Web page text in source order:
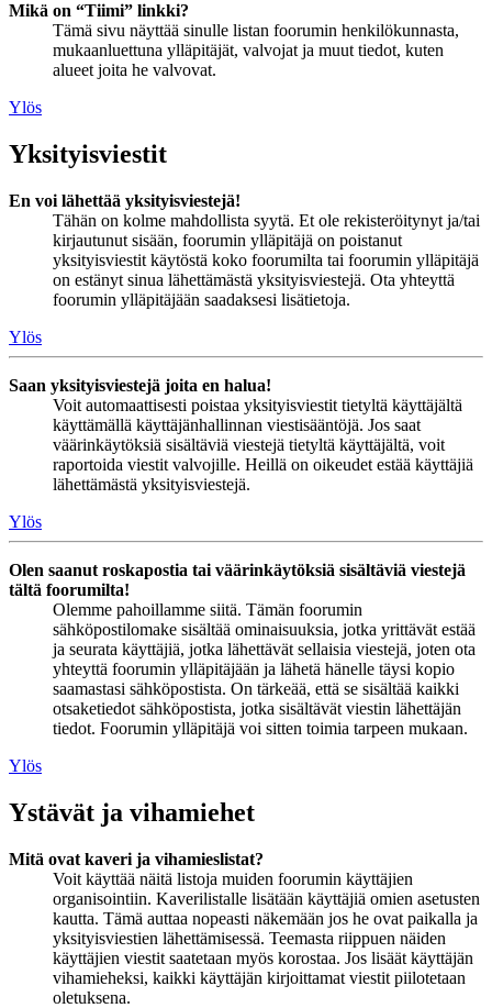
Mikä on “Tiimi” linkki?
Tämä sivu näyttää sinulle listan foorumin henkilökunnasta,
mukaanluettuna ylläpitäjät, valvojat ja muut tiedot, kuten
alueet joita he valvovat.
Ylös
Yksityisviestit
En voi lähettää yksityisviestejä!
Tähän on kolme mahdollista syytä. Et ole rekisteröitynyt ja/tai
kirjautunut sisään, foorumin ylläpitäjä on poistanut
yksityisviestit käytöstä koko foorumilta tai foorumin ylläpitäjä
on estänyt sinua lähettämästä yksityisviestejä. Ota yhteyttä
foorumin ylläpitäjään saadaksesi lisätietoja.
Ylös
Saan yksityisviestejä joita en halua!
Voit automaattisesti poistaa yksityisviestit tietyltä käyttäjältä
käyttämällä käyttäjänhallinnan viestisääntöjä. Jos saat
väärinkäytöksiä sisältäviä viestejä tietyltä käyttäjältä, voit
raportoida viestit valvojille. Heillä on oikeudet estää käyttäjiä
lähettämästä yksityisviestejä.
Ylös
Olen saanut roskapostia tai väärinkäytöksiä sisältäviä viestejä
tältä foorumilta!
Olemme pahoillamme siitä. Tämän foorumin
sähköpostilomake sisältää ominaisuuksia, jotka yrittävät estää
ja seurata käyttäjiä, jotka lähettävät sellaisia viestejä, joten ota
yhteyttä foorumin ylläpitäjään ja lähetä hänelle täysi kopio
saamastasi sähköpostista. On tärkeää, että se sisältää kaikki
otsaketiedot sähköpostista, jotka sisältävät viestin lähettäjän
tiedot. Foorumin ylläpitäjä voi sitten toimia tarpeen mukaan.
Ylös
Ystävät ja vihamiehet
Mitä ovat kaveri ja vihamieslistat?
Voit käyttää näitä listoja muiden foorumin käyttäjien
organisointiin. Kaverilistalle lisätään käyttäjiä omien asetusten
kautta. Tämä auttaa nopeasti näkemään jos he ovat paikalla ja
yksityisviestien lähettämisessä. Teemasta riippuen näiden
käyttäjien viestit saatetaan myös korostaa. Jos lisäät käyttäjän
vihamieheksi, kaikki käyttäjän kirjoittamat viestit piilotetaan
oletuksena.